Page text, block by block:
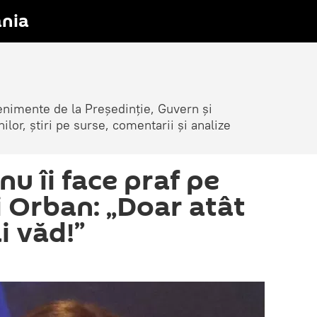
de la Președinție, Guvern și
știri pe surse, comentarii și analize
îi face praf pe
„Doar atât
văd!”